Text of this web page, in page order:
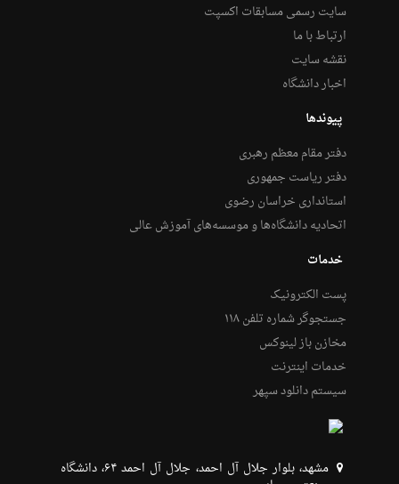
سایت رسمی مسابقات اکسپت
ارتباط با ما
نقشه سایت
اخبار دانشگاه
پیوندها
دفتر مقام معظم رهبری
دفتر ریاست جمهوری
استانداری خراسان رضوی
اتحادیه دانشگاه‌ها و موسسه‌های آموزش عالی
خدمات
پست الکترونیک
جستجوگر شماره تلفن ۱۱۸
مخازن باز لینوکس
خدمات اینترنت
سیستم دانلود سپهر
مشهد، بلوار جلال آل احمد، جلال آل احمد ۶۴، دانشگاه